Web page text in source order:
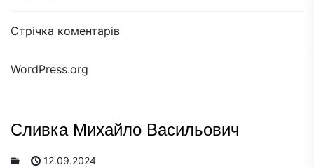
Стрічка коментарів
WordPress.org
Сливка Михайло Васильович
12.09.2024